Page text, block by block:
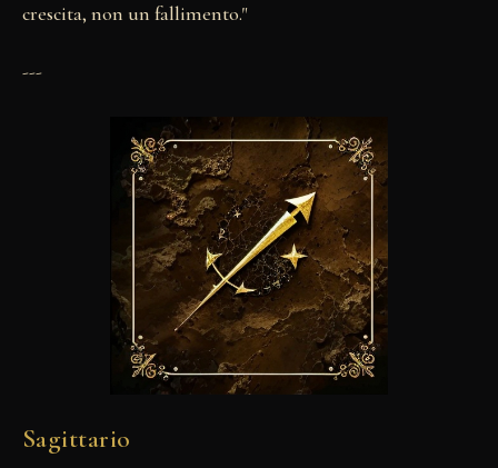
crescita, non un fallimento."
---
Sagittario